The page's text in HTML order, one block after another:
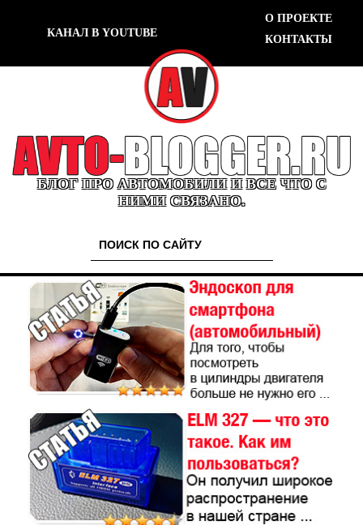
КАНАЛ В YOUTUBE
О ПРОЕКТЕ
КОНТАКТЫ
БЛОГ ПРО АВТОМОБИЛИ И ВСЕ ЧТО С
НИМИ СВЯЗАНО.